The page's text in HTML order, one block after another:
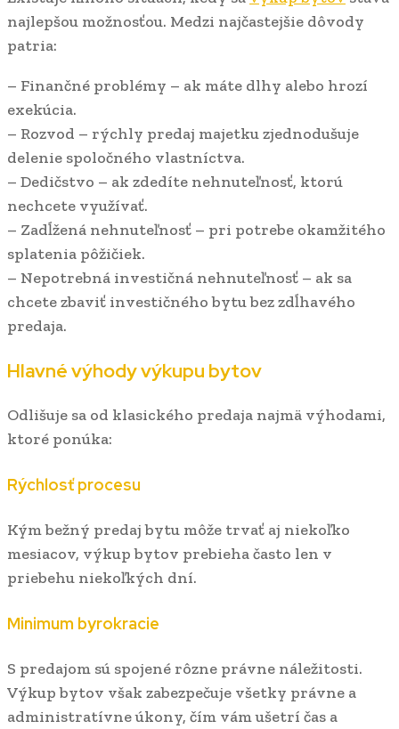
najlepšou možnosťou. Medzi najčastejšie dôvody
patria:
– Finančné problémy – ak máte dlhy alebo hrozí
exekúcia.
– Rozvod – rýchly predaj majetku zjednodušuje
delenie spoločného vlastníctva.
– Dedičstvo – ak zdedíte nehnuteľnosť, ktorú
nechcete využívať.
– Zadĺžená nehnuteľnosť – pri potrebe okamžitého
splatenia pôžičiek.
– Nepotrebná investičná nehnuteľnosť – ak sa
chcete zbaviť investičného bytu bez zdĺhavého
predaja.
Hlavné výhody výkupu bytov
Odlišuje sa od klasického predaja najmä výhodami,
ktoré ponúka:
Rýchlosť procesu
Kým bežný predaj bytu môže trvať aj niekoľko
mesiacov, výkup bytov prebieha často len v
priebehu niekoľkých dní.
Minimum byrokracie
S predajom sú spojené rôzne právne náležitosti.
Výkup bytov však zabezpečuje všetky právne a
administratívne úkony, čím vám ušetrí čas a